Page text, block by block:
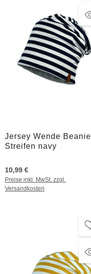
Jersey Wende Beanie
Streifen navy
10,99 €
Preise inkl. MwSt. zzgl.
Versandkosten